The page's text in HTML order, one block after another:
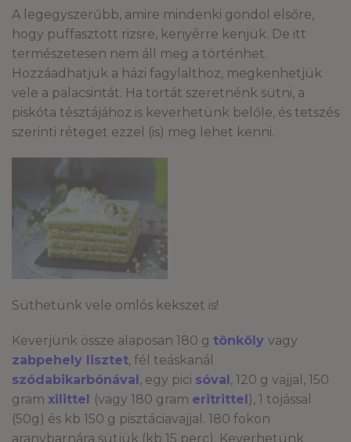
A legegyszerűbb, amire mindenki gondol elsőre,
hogy puffasztott rizsre, kenyérre kenjük. De itt
természetesen nem áll meg a történhet.
Hozzáadhatjuk a házi fagylalthoz, megkenhetjük
vele a palacsintát. Ha tortát szeretnénk sütni, a
piskóta tésztájához is keverhetünk belőle, és tetszés
szerinti réteget ezzel (is) meg lehet kenni.
Süthetünk vele omlós kekszet is!
Keverjünk össze alaposan 180 g tönköly vagy
zabpehely lisztet, fél teáskanál
szódabikarbónával , egy pici sóval , 120 g vajjal, 150
gram xilittel (vagy 180 gram eritrittel ), 1 tojással
(50g) és kb 150 g pisztáciavajjal. 180 fokon
aranybarnára sütjük (kb 15 perc). Keverhetünk